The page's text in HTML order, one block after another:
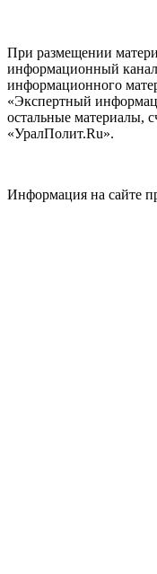
При размещении
информационный
информационного
«Экспертный
остальные материалы,
«УралПолит.Ru».
Информация на сайте